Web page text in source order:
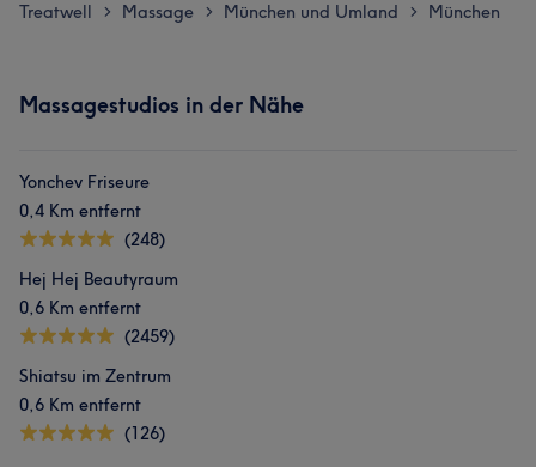
Treatwell > Massage > München und Umland > München
Massagestudios in der Nähe
Yonchev Friseure
0,4 Km entfernt
(248)
Hej Hej Beautyraum
0,6 Km entfernt
(2459)
Shiatsu im Zentrum
0,6 Km entfernt
(126)